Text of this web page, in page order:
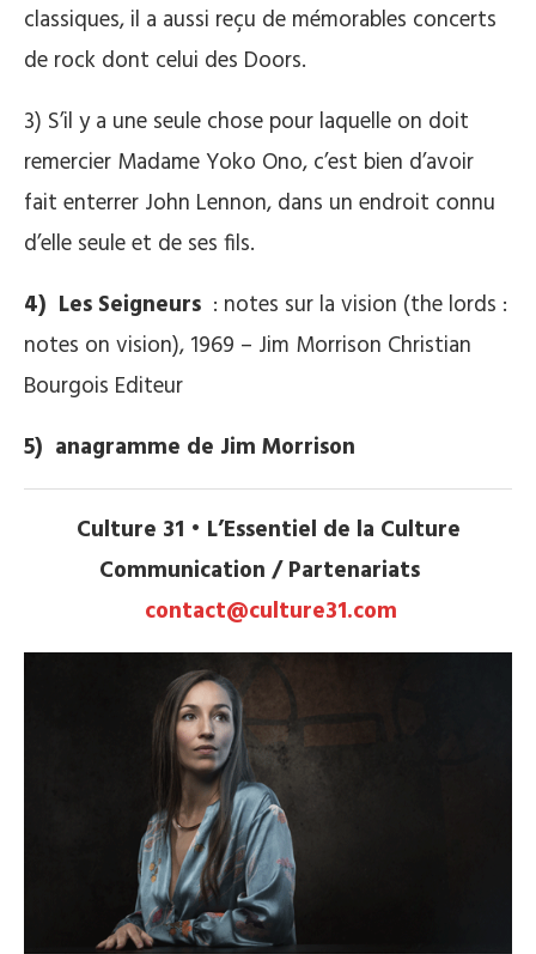
classiques, il a aussi reçu de mémorables concerts
de rock dont celui des Doors.
3) S’il y a une seule chose pour laquelle on doit
remercier Madame Yoko Ono, c’est bien d’avoir
fait enterrer John Lennon, dans un endroit connu
d’elle seule et de ses fils.
4) Les Seigneurs : notes sur la vision (the lords :
notes on vision), 1969 – Jim Morrison Christian
Bourgois Editeur
5) anagramme de Jim Morrison
Culture 31 • L’Essentiel de la Culture
Communication / Partenariats
contact@culture31.com